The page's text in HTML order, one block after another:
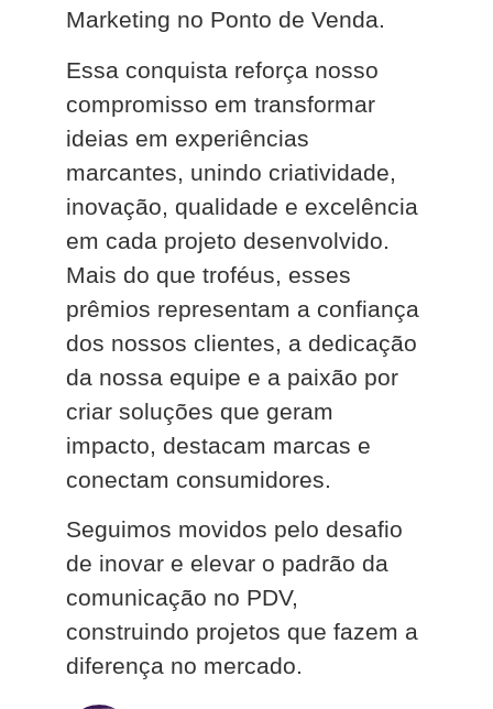
Marketing no Ponto de Venda.
Essa conquista reforça nosso
compromisso em transformar
ideias em experiências
marcantes, unindo criatividade,
inovação, qualidade e excelência
em cada projeto desenvolvido.
Mais do que troféus, esses
prêmios representam a confiança
dos nossos clientes, a dedicação
da nossa equipe e a paixão por
criar soluções que geram
impacto, destacam marcas e
conectam consumidores.
Seguimos movidos pelo desafio
de inovar e elevar o padrão da
comunicação no PDV,
construindo projetos que fazem a
diferença no mercado.